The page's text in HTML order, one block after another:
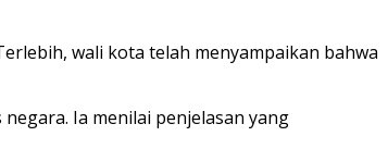
wali kota telah menyampaikan bahwa
Ia menilai penjelasan yang